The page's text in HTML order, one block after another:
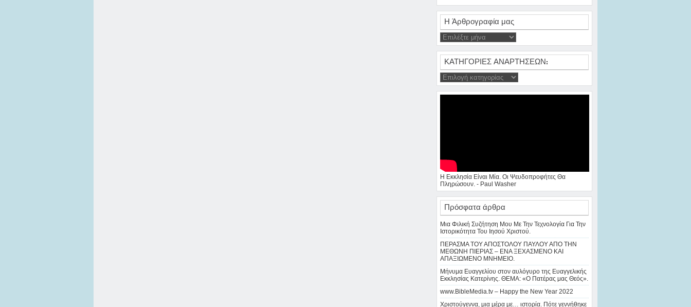
Η Άρθρογραφία μας
ΚΑΤΗΓΟΡΙΕΣ ΑΝΑΡΤΗΣΕΩΝ:
Η Εκκλησία Είναι Μία. Οι Ψευδοπροφήτες Θα
Πληρώσουν. - Paul Washer
Πρόσφατα άρθρα
Μια Φιλική Συζήτηση Μου Με Την Τεχνολογία Για Την
Ιστορικότητα Του Ιησού Χριστού.
ΠΕΡΑΣΜΑ ΤΟΥ ΑΠΟΣΤΟΛΟΥ ΠΑΥΛΟΥ ΑΠΟ ΤΗΝ
ΜΕΘΩΝΗ ΠΙΕΡΙΑΣ – ΕΝΑ ΞΕΧΑΣΜΕΝΟ ΚΑΙ
ΑΠΑΞΙΩΜΕΝΟ ΜΝΗΜΕΙΟ.
Μήνυμα Ευαγγελίου στον αυλόγυρο της Ευαγγελικής
Εκκλησίας Κατερίνης. ΘΕΜΑ: «Ο Πατέρας μας Θεός».
www.BibleMedia.tv – Happy the New Year 2022
Χριστούγεννα, μια μέρα με… ιστορία. Πότε γεννήθηκε